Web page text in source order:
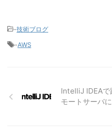
-技術ブログ
-AWS
IntelliJ IDEAで
モートサーバ